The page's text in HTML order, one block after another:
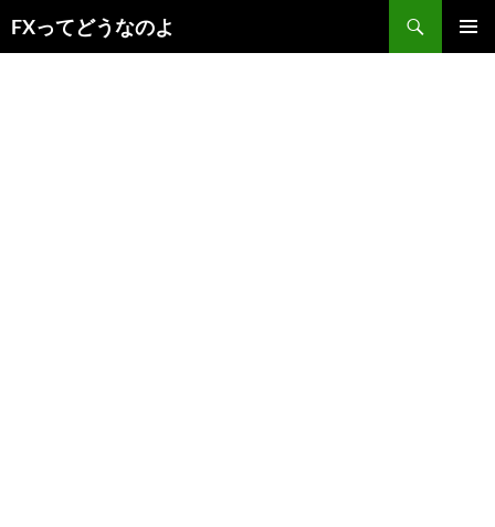
ンFXってどうなのよ
索